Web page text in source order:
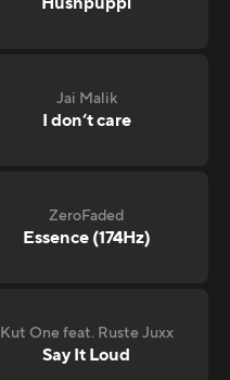
Jai Malik
I don‘t care
ZeroFaded
Essence (174Hz)
Kut One feat. Ruste Juxx
Say It Loud